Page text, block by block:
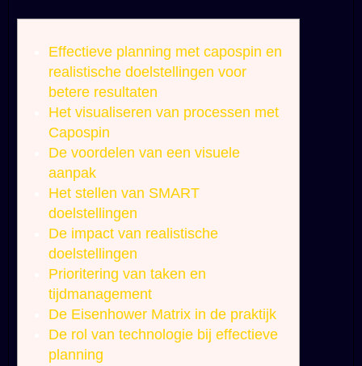
Effectieve planning met capospin en
realistische doelstellingen voor
betere resultaten
Het visualiseren van processen met
Capospin
De voordelen van een visuele
aanpak
Het stellen van SMART
doelstellingen
De impact van realistische
doelstellingen
Prioritering van taken en
tijdmanagement
De Eisenhower Matrix in de praktijk
De rol van technologie bij effectieve
planning